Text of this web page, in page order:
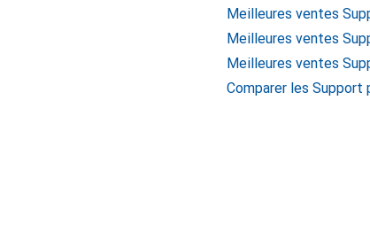
Meilleures ventes
Meilleures ventes
Meilleures ventes
Comparer les Support